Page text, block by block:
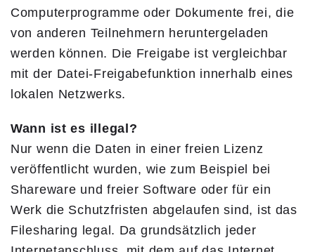
Computerprogramme oder Dokumente frei, die
von anderen Teilnehmern heruntergeladen
werden können. Die Freigabe ist vergleichbar
mit der Datei-Freigabefunktion innerhalb eines
lokalen Netzwerks.
Wann ist es illegal?
Nur wenn die Daten in einer freien Lizenz
veröffentlicht wurden, wie zum Beispiel bei
Shareware und freier Software oder für ein
Werk die Schutzfristen abgelaufen sind, ist das
Filesharing legal. Da grundsätzlich jeder